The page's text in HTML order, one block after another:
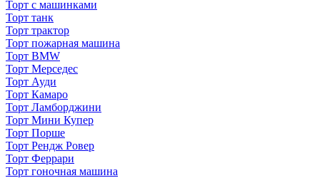
Торт с машинками
Торт танк
Торт трактор
Торт пожарная машина
Торт BMW
Торт Мерседес
Торт Ауди
Торт Камаро
Торт Ламборджини
Торт Мини Купер
Торт Порше
Торт Рендж Ровер
Торт Феррари
Торт гоночная машина